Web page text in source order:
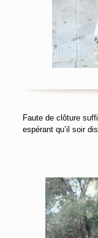
Faute de clôture
espérant qu’il soir